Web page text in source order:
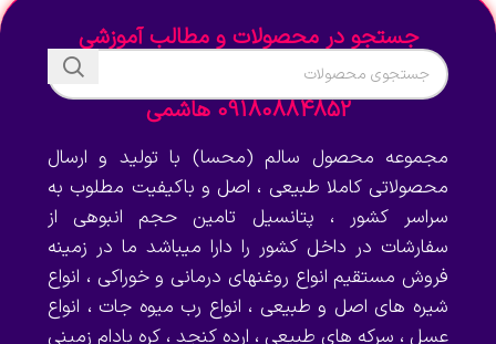
جستجو در محصولات و مطالب آموزشی
09180884852 هاشمی
مجموعه محصول سالم (محسا) با تولید و ارسال
محصولاتی کاملا طبیعی ، اصل و باکیفیت مطلوب به
سراسر کشور ، پتانسیل تامین حجم انبوهی از
سفارشات در داخل کشور را دارا میباشد ما در زمینه
فروش مستقیم انواع روغنهای درمانی و خوراکی ، انواع
شیره های اصل و طبیعی ، انواع رب میوه جات ، انواع
عسل ، سرکه های طبیعی ، ارده کنجد ، کره بادام زمینی